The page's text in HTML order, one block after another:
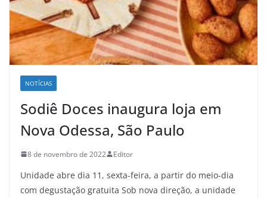
NOTÍCIAS
Sodiê Doces inaugura loja em
Nova Odessa, São Paulo
8 de novembro de 2022 Editor
Unidade abre dia 11, sexta-feira, a partir do meio-dia
com degustação gratuita Sob nova direção, a unidade